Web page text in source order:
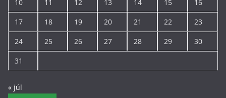
10 11 12 13 14 15 16
17 18 19 20 21 22 23
24 25 26 27 28 29 30
31
« júl